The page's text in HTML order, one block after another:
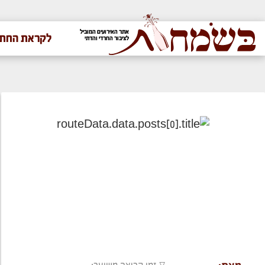
אתר האירועים המוביל
לציבור החרדי והדתי
לקראת